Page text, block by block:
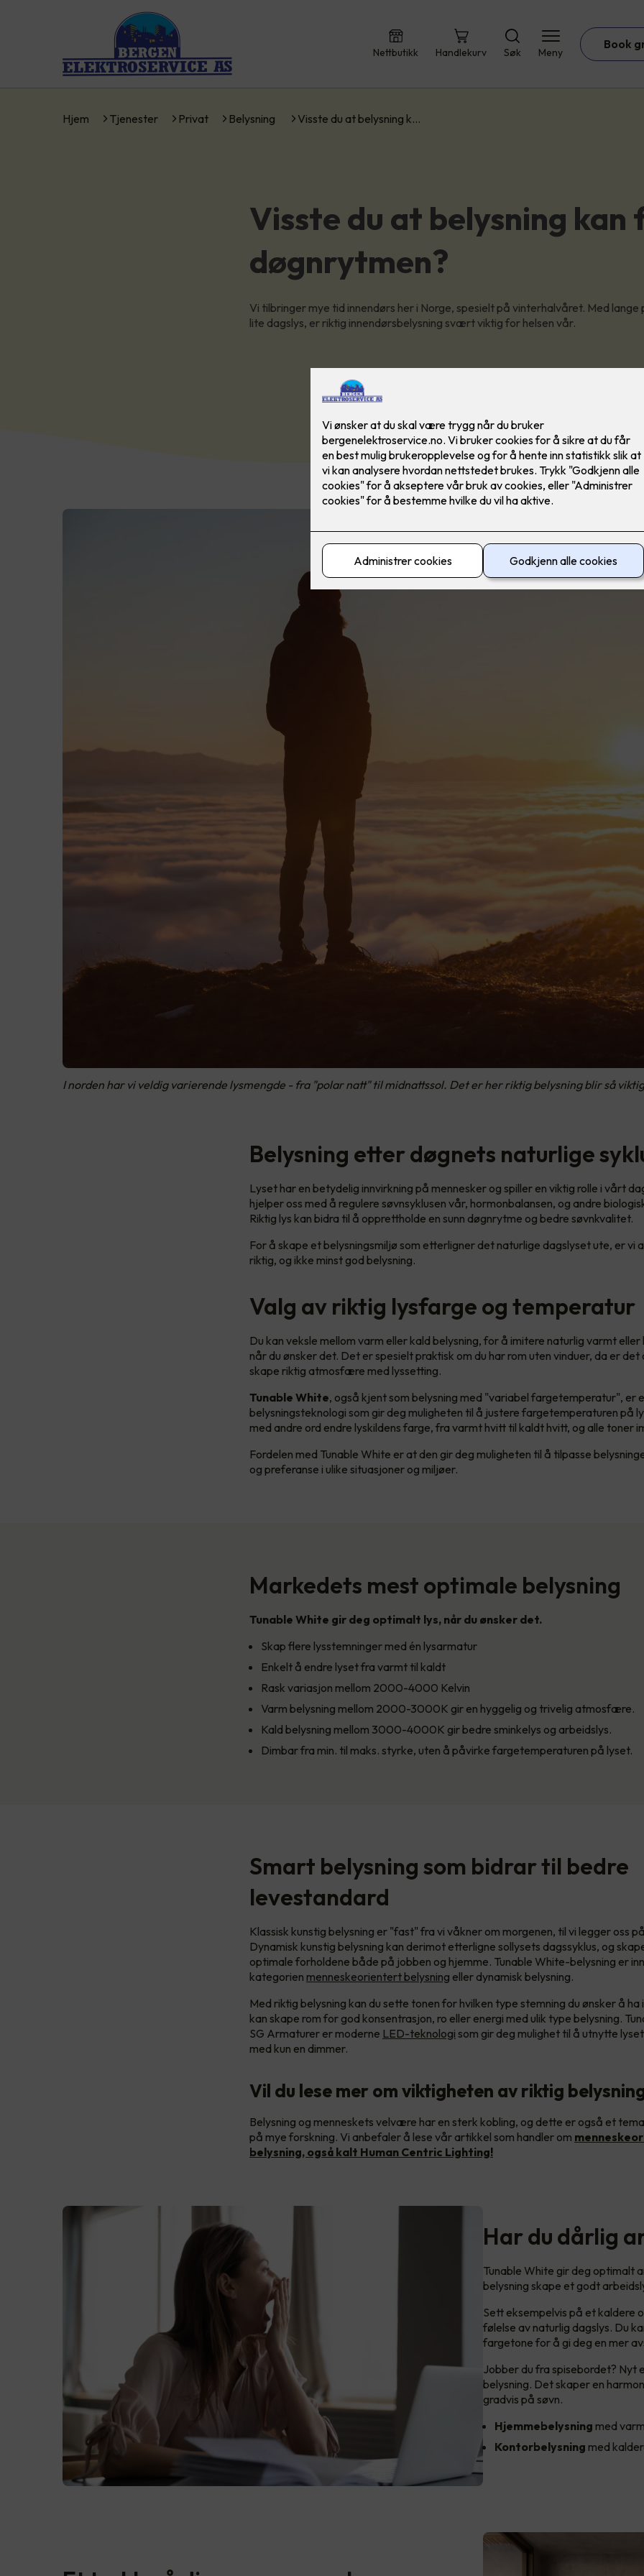
Nettbutikk Handlekurv Søk Meny
Book
Hjem Tjenester Privat Belysning Visste du at belysning k…
Visste du at belysning kan
døgnrytmen?
Vi tilbringer mye tid innendørs her i Norge, spesielt på vinterhalvåret. Med lange
lite dagslys, er riktig innendørsbelysning svært viktig for helsen vår.
I norden har vi veldig varierende lysmengde - fra "polar natt" til midnattssol. Det er her riktig belysning blir så
Belysning etter døgnets naturlige
Lyset har en betydelig innvirkning på mennesker og spiller en viktig rolle i vårt
hjelper oss med å regulere søvnsyklusen vår, hormonbalansen, og andre
Riktig lys kan bidra til å opprettholde en sunn døgnrytme og bedre søvnkvalitet.
For å skape et belysningsmiljø som etterligner det naturlige dagslyset ute, er vi
riktig, og ikke minst god belysning.
Valg av riktig lysfarge og temperatur
Du kan veksle mellom varm eller kald belysning, for å imitere naturlig varmt eller
når du ønsker det. Det er spesielt praktisk om du har rom uten vinduer, da er det
skape riktig atmosfære med lyssetting.
Tunable White, også kjent som belysning med "variabel fargetemperatur", er
belysningsteknologi som gir deg muligheten til å justere fargetemperaturen på
med andre ord endre lyskildens farge, fra varmt hvitt til kaldt hvitt, og alle toner
Fordelen med Tunable White er at den gir deg muligheten til å tilpasse
og preferanse i ulike situasjoner og miljøer.
Markedets mest optimale belysning
Tunable White gir deg optimalt lys, når du ønsker det.
Skap flere lysstemninger med én lysarmatur
Enkelt å endre lyset fra varmt til kaldt
Rask variasjon mellom 2000-4000 Kelvin
Varm belysning mellom 2000-3000K gir en hyggelig og trivelig atmosfære.
Kald belysning mellom 3000-4000K gir bedre sminkelys og arbeidslys.
Dimbar fra min. til maks. styrke, uten å påvirke fargetemperaturen på lyset.
Smart belysning som bidrar til bedre
levestandard
Klassisk kunstig belysning er "fast" fra vi våkner om morgenen, til vi legger oss
Dynamisk kunstig belysning kan derimot etterligne sollysets dagssyklus, og
optimale forholdene både på jobben og hjemme. Tunable White-belysning er
kategorien menneskeorientert belysning eller dynamisk belysning.
Med riktig belysning kan du sette tonen for hvilken type stemning du ønsker å ha
kan skape rom for god konsentrasjon, ro eller energi med ulik type belysning.
SG Armaturer er moderne LED-teknologi som gir deg mulighet til å utnytte
med kun en dimmer.
Vil du lese mer om viktigheten av riktig
Belysning og menneskets velvære har en sterk kobling, og dette er også et
på mye forskning. Vi anbefaler å lese vår artikkel som handler om
belysning, også kalt Human Centric Lighting!
Har du dårlig
Tunable White gir deg optimalt
belysning skape et godt
Sett eksempelvis på et kaldere
følelse av naturlig dagslys. Du
fargetone for å gi deg en mer
Jobber du fra spisebordet? Nyt
belysning. Det skaper en
gradvis på søvn.
Hjemmebelysning med
Kontorbelysning med